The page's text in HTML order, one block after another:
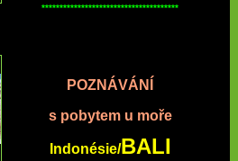
**************************************
POZNÁVÁNÍ
s pobytem u moře
Indonésie/BALI